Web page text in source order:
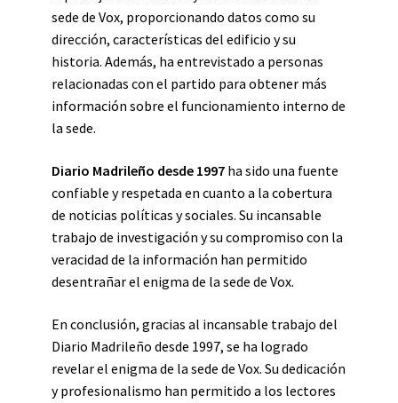
sede de Vox, proporcionando datos como su
dirección, características del edificio y su
historia. Además, ha entrevistado a personas
relacionadas con el partido para obtener más
información sobre el funcionamiento interno de
la sede.
Diario Madrileño desde 1997 ha sido una fuente
confiable y respetada en cuanto a la cobertura
de noticias políticas y sociales. Su incansable
trabajo de investigación y su compromiso con la
veracidad de la información han permitido
desentrañar el enigma de la sede de Vox.
En conclusión, gracias al incansable trabajo del
Diario Madrileño desde 1997, se ha logrado
revelar el enigma de la sede de Vox. Su dedicación
y profesionalismo han permitido a los lectores